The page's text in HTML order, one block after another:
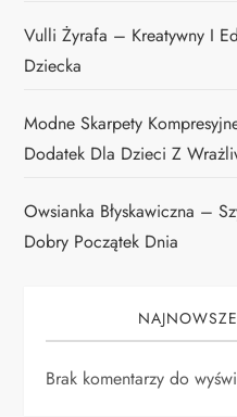
Vulli Żyrafa – Kreatywny I
Dziecka
Modne Skarpety
Dodatek Dla Dzieci Z
Owsianka Błyskawiczna –
Dobry Początek Dnia
Brak komentarzy do